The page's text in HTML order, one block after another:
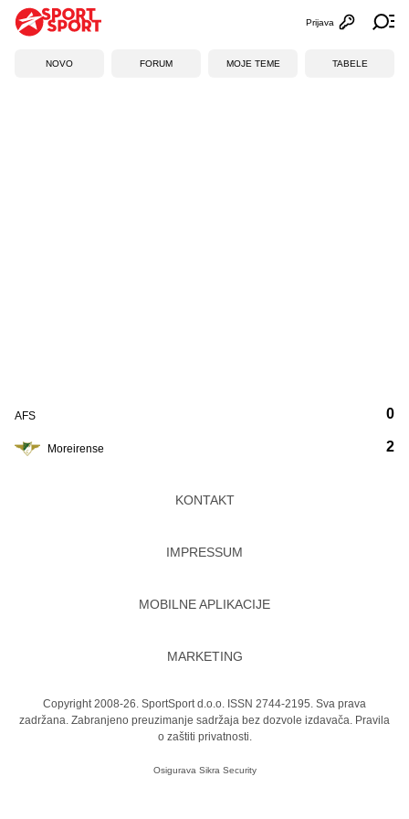
Otvori
Prijava
NOVO FORUM MOJE TEME TABELE
AFS
Moreirense
0
2
KONTAKT
IMPRESSUM
MOBILNE APLIKACIJE
MARKETING
Copyright 2008-26. SportSport d.o.o. ISSN 2744-2195. Sva prava
zadržana. Zabranjeno preuzimanje sadržaja bez dozvole izdavača. Pravila
o zaštiti privatnosti.
Osigurava Sikra Security